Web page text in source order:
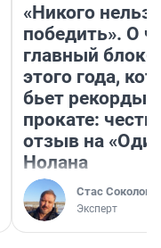
«Никого нельзя
победить». О
главный
этого года,
бьет рекорды в
прокате:
отзыв на
Нолана
Стас Соколов
Эксперт